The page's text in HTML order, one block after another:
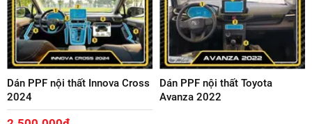
Dán PPF nội thất Innova Cross
2024
Dán PPF nội thất Toyota
Avanza 2022